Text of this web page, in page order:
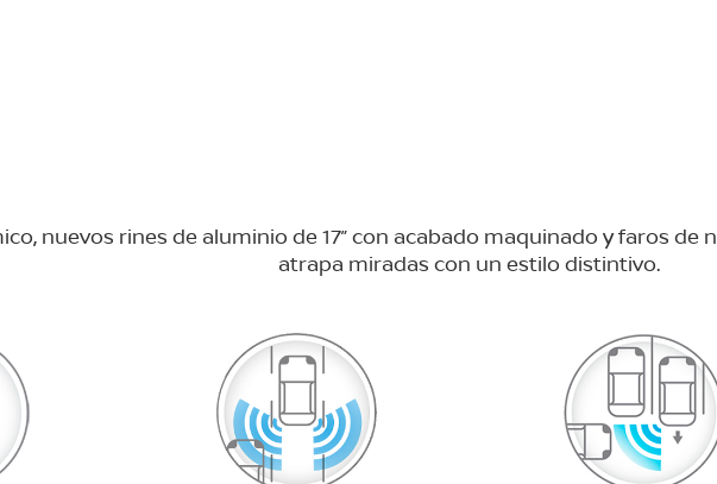
nuevos rines de aluminio de 17” con acabado maquinado y faros de
atrapa miradas con un estilo distintivo.